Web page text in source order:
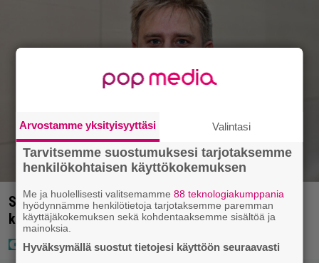
Seiska: Joel Harkimo ja Kastanja Rauhala – Joel
kertoo nyt kaiken
Arvostamme yksityisyyttäsi Valintasi
Tarvitsemme suostumuksesi tarjotaksemme
henkilökohtaisen käyttökokemuksen
Me ja huolellisesti valitsemamme88 teknologiakumppania
hyödynnämme henkilötietoja tarjotaksemme paremman
käyttäjäkokemuksen sekä kohdentaaksemme sisältöä ja
mainoksia.
Hyväksymällä suostut tietojesi käyttöön seuraavasti